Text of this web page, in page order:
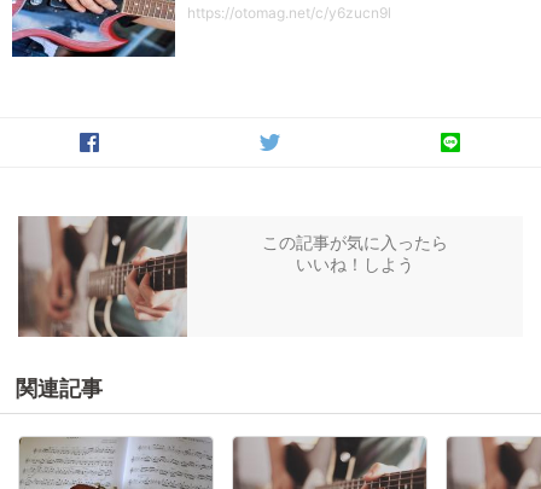
https://otomag.net/c/y6zucn9l
この記事が気に入ったら
いいね！しよう
関連記事